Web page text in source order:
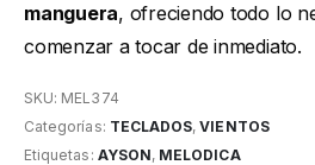
manguera, ofreciendo todo lo
comenzar a tocar de inmediato.
SKU: MEL374
Categorías: TECLADOS,VIENTOS
Etiquetas: AYSON, MELODICA